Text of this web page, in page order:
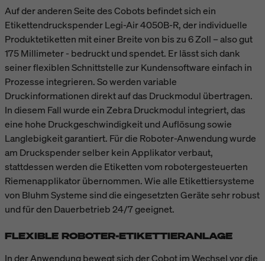
Auf der anderen Seite des Cobots befindet sich ein
Etikettendruckspender Legi-Air 4050B-R, der individuelle
Produktetiketten mit einer Breite von bis zu 6 Zoll – also gut
175 Millimeter - bedruckt und spendet. Er lässt sich dank
seiner flexiblen Schnittstelle zur Kundensoftware einfach in
Prozesse integrieren. So werden variable
Druckinformationen direkt auf das Druckmodul übertragen.
In diesem Fall wurde ein Zebra Druckmodul integriert, das
eine hohe Druckgeschwindigkeit und Auflösung sowie
Langlebigkeit garantiert. Für die Roboter-Anwendung wurde
am Druckspender selber kein Applikator verbaut,
stattdessen werden die Etiketten vom robotergesteuerten
Riemenapplikator übernommen. Wie alle Etikettiersysteme
von Bluhm Systeme sind die eingesetzten Geräte sehr robust
und für den Dauerbetrieb 24/7 geeignet.
FLEXIBLE ROBOTER-ETIKETTIERANLAGE
In der Anwendung bewegt sich der Cobot im Wechsel vor die